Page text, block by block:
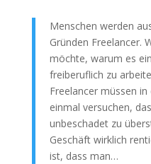
Menschen werden
Gründen Freelancer.
möchte, warum es
freiberuflich zu
Freelancer müssen
einmal versuchen,
unbeschadet zu
Geschäft wirklich
ist, dass man…